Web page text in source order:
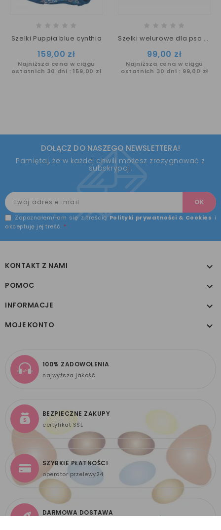
Szelki Puppia blue cynthia
Cena
159,00 zł
Najniższa cena w ciągu
ostatnich 30 dni : 159,00 zł
Szelki welurowe dla psa ze skrzydłami PUPPYMOUR
Cena
99,00 zł
Najniższa cena w ciągu
ostatnich 30 dni : 99,00 zł
DOŁĄCZ DO NASZEGO NEWSLETTERA!
Pamiętaj, że w każdej chwili możesz zrezygnować z
subskrypcji.
Zapoznałem/łam się z treścią Polityki prywatności & Cookies i
akceptuję jej treść. *
KONTAKT Z NAMI 
POMOC 
INFORMACJE 
MOJE KONTO 
100% ZADOWOLENIA
najwyższa jakość
BEZPIECZNE ZAKUPY
certyfikat SSL
SZYBKIE PŁATNOŚCI
operator przelewy24
DARMOWA DOSTAWA